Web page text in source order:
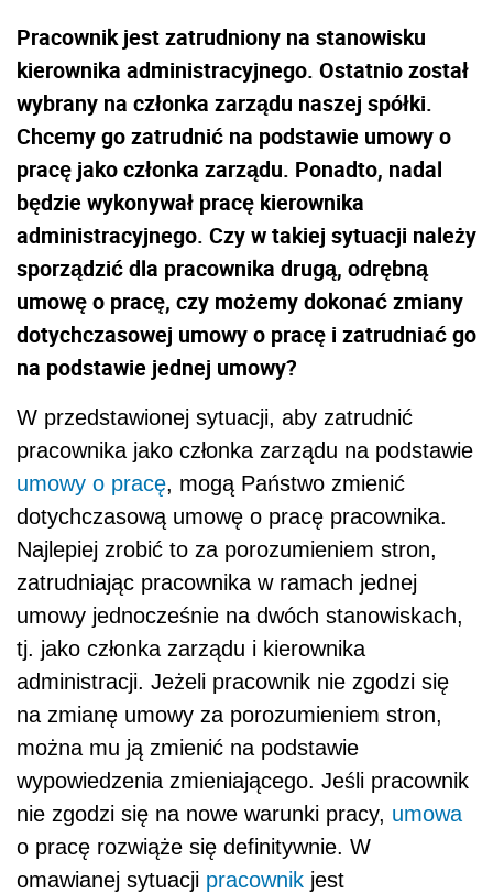
Pracownik jest zatrudniony na stanowisku
kierownika administracyjnego. Ostatnio został
wybrany na członka zarządu naszej spółki.
Chcemy go zatrudnić na podstawie umowy o
pracę jako członka zarządu. Ponadto, nadal
będzie wykonywał pracę kierownika
administracyjnego. Czy w takiej sytuacji należy
sporządzić dla pracownika drugą, odrębną
umowę o pracę, czy możemy dokonać zmiany
dotychczasowej umowy o pracę i zatrudniać go
na podstawie jednej umowy?
W przedstawionej sytuacji, aby zatrudnić
pracownika jako członka zarządu na podstawie
umowy o pracę, mogą Państwo zmienić
dotychczasową umowę o pracę pracownika.
Najlepiej zrobić to za porozumieniem stron,
zatrudniając pracownika w ramach jednej
umowy jednocześnie na dwóch stanowiskach,
tj. jako członka zarządu i kierownika
administracji. Jeżeli pracownik nie zgodzi się
na zmianę umowy za porozumieniem stron,
można mu ją zmienić na podstawie
wypowiedzenia zmieniającego. Jeśli pracownik
nie zgodzi się na nowe warunki pracy, umowa
o pracę rozwiąże się definitywnie. W
omawianej sytuacji pracownik jest